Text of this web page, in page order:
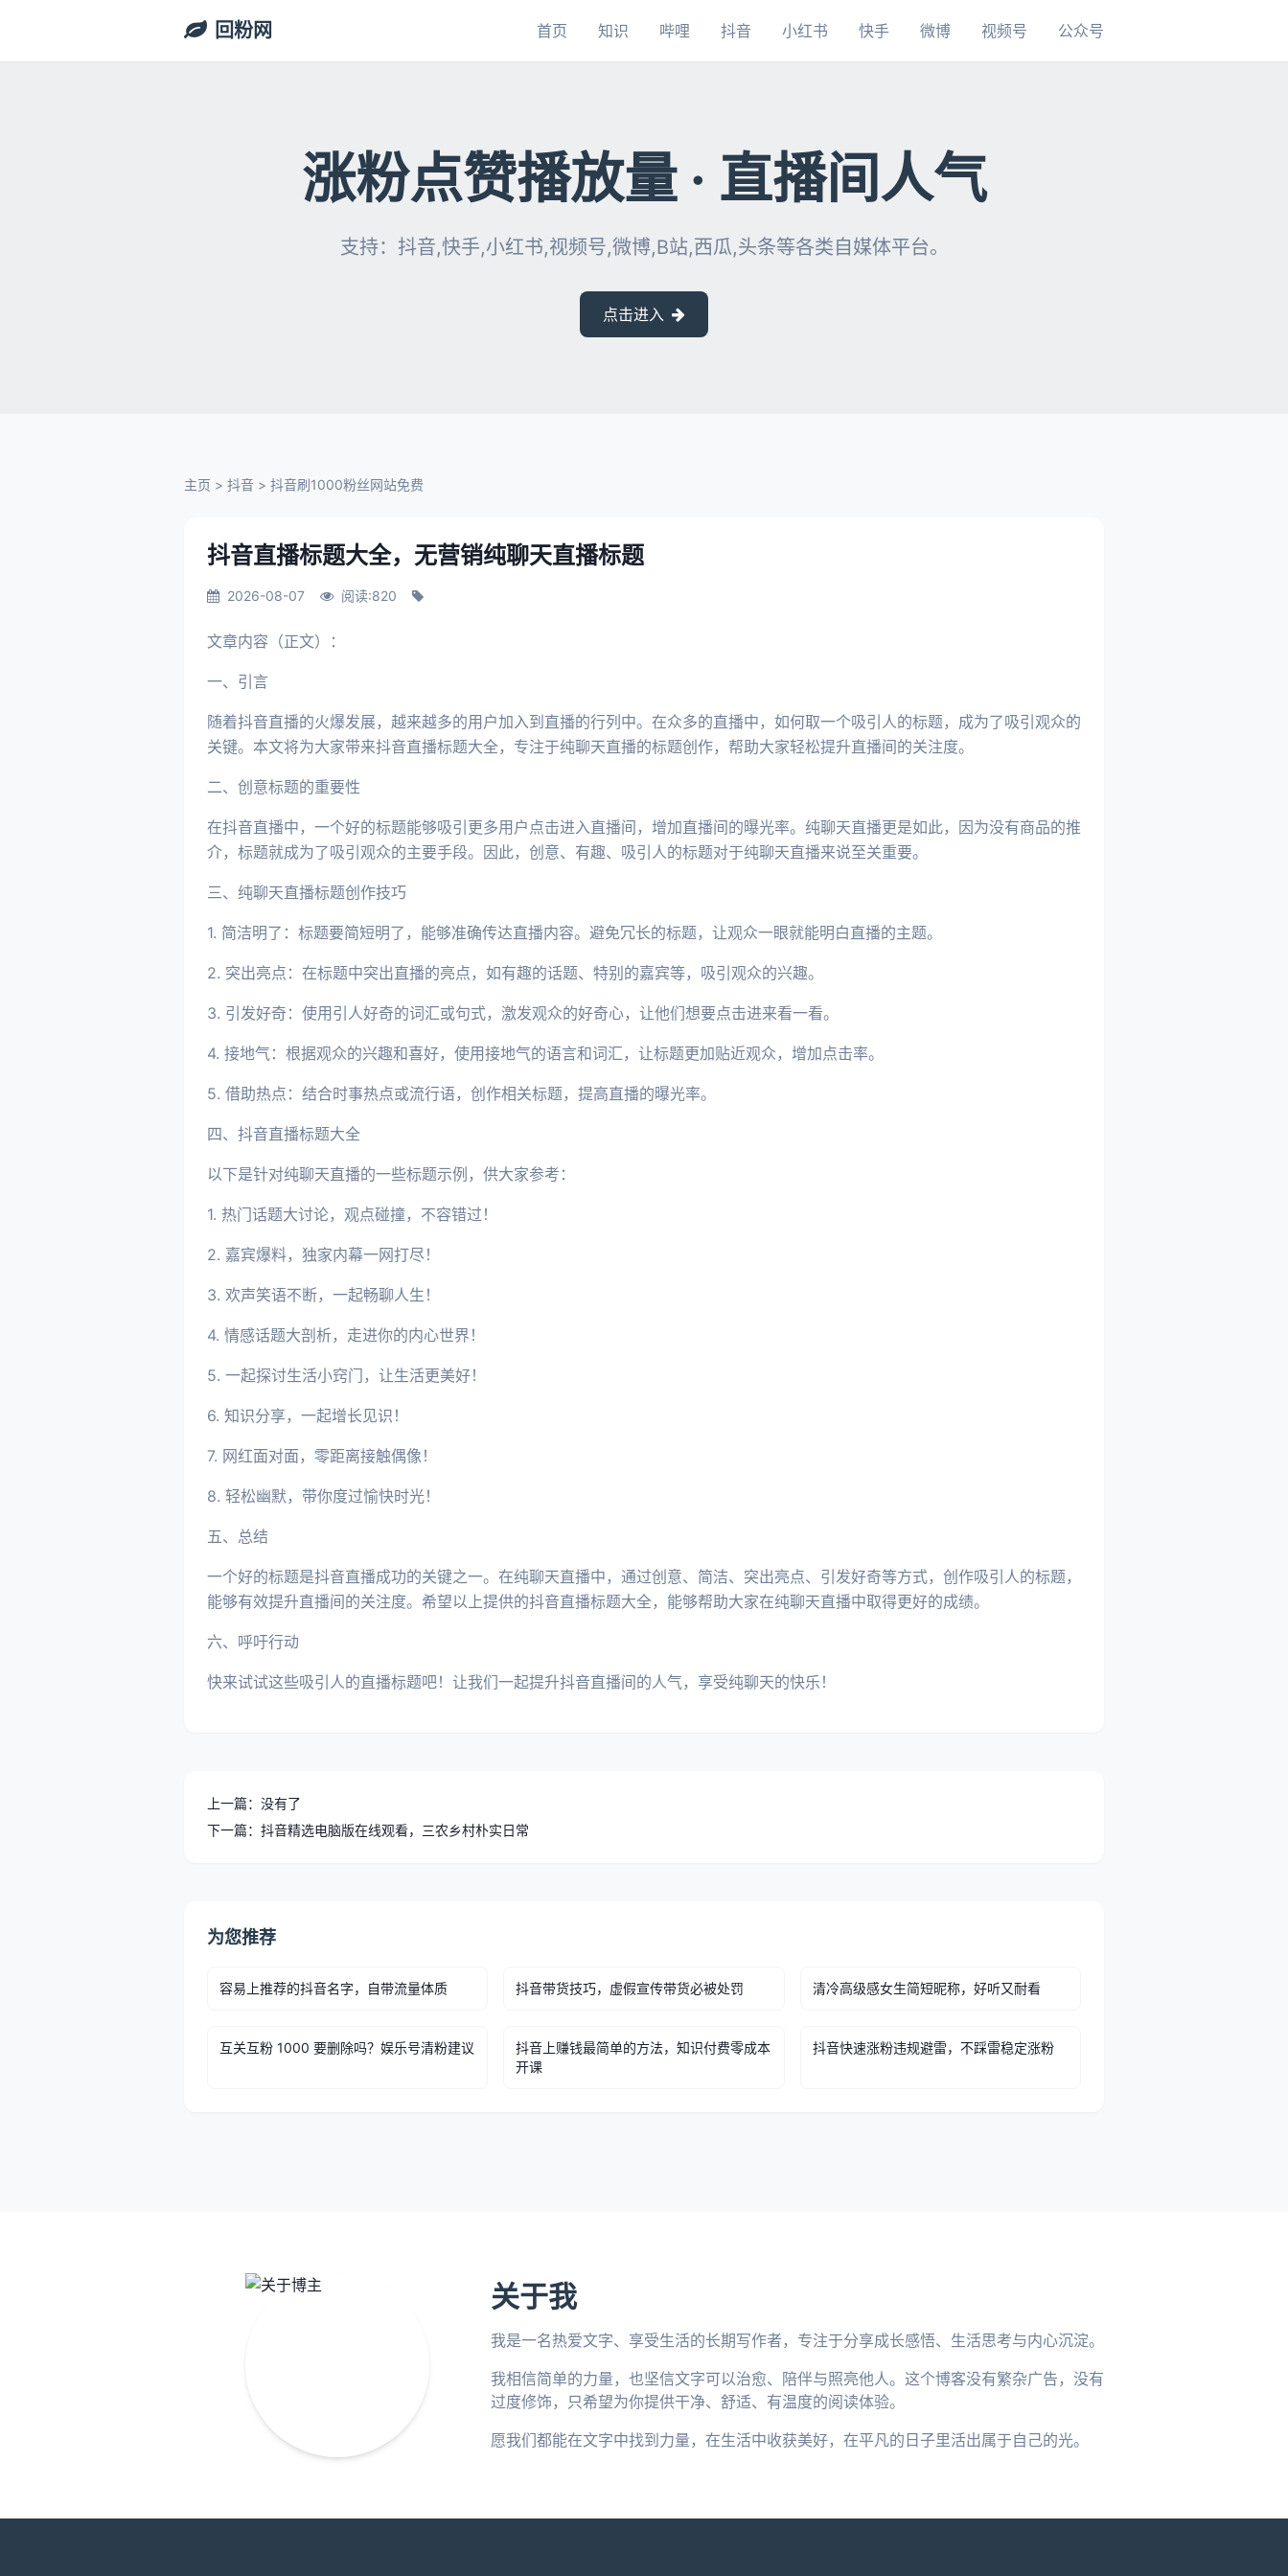
回粉网 首页 知识 哔哩 抖音 小红书 快手 微博 视频号 公众号
涨粉点赞播放量 · 直播间人气
支持：抖音,快手,小红书,视频号,微博,B站,西瓜,头条等各类自媒体平台。
点击进入
主页 > 抖音 > 抖音刷1000粉丝网站免费
抖音直播标题大全，无营销纯聊天直播标题
2026-08-07 阅读:820
文章内容（正文）：
一、引言
随着抖音直播的火爆发展，越来越多的用户加入到直播的行列中。在众多的直播中，如何取一个吸引人的标题，成为了吸引观众的
关键。本文将为大家带来抖音直播标题大全，专注于纯聊天直播的标题创作，帮助大家轻松提升直播间的关注度。
二、创意标题的重要性
在抖音直播中，一个好的标题能够吸引更多用户点击进入直播间，增加直播间的曝光率。纯聊天直播更是如此，因为没有商品的推
介，标题就成为了吸引观众的主要手段。因此，创意、有趣、吸引人的标题对于纯聊天直播来说至关重要。
三、纯聊天直播标题创作技巧
1. 简洁明了：标题要简短明了，能够准确传达直播内容。避免冗长的标题，让观众一眼就能明白直播的主题。
2. 突出亮点：在标题中突出直播的亮点，如有趣的话题、特别的嘉宾等，吸引观众的兴趣。
3. 引发好奇：使用引人好奇的词汇或句式，激发观众的好奇心，让他们想要点击进来看一看。
4. 接地气：根据观众的兴趣和喜好，使用接地气的语言和词汇，让标题更加贴近观众，增加点击率。
5. 借助热点：结合时事热点或流行语，创作相关标题，提高直播的曝光率。
四、抖音直播标题大全
以下是针对纯聊天直播的一些标题示例，供大家参考：
1. 热门话题大讨论，观点碰撞，不容错过！
2. 嘉宾爆料，独家内幕一网打尽！
3. 欢声笑语不断，一起畅聊人生！
4. 情感话题大剖析，走进你的内心世界！
5. 一起探讨生活小窍门，让生活更美好！
6. 知识分享，一起增长见识！
7. 网红面对面，零距离接触偶像！
8. 轻松幽默，带你度过愉快时光！
五、总结
一个好的标题是抖音直播成功的关键之一。在纯聊天直播中，通过创意、简洁、突出亮点、引发好奇等方式，创作吸引人的标题，
能够有效提升直播间的关注度。希望以上提供的抖音直播标题大全，能够帮助大家在纯聊天直播中取得更好的成绩。
六、呼吁行动
快来试试这些吸引人的直播标题吧！让我们一起提升抖音直播间的人气，享受纯聊天的快乐！
上一篇：没有了
下一篇：抖音精选电脑版在线观看，三农乡村朴实日常
为您推荐
容易上推荐的抖音名字，自带流量体质 抖音带货技巧，虚假宣传带货必被处罚 清冷高级感女生简短昵称，好听又耐看
互关互粉 1000 要删除吗？娱乐号清粉建议
抖音上赚钱最简单的方法，知识付费零成本
开课
抖音快速涨粉违规避雷，不踩雷稳定涨粉
关于我
我是一名热爱文字、享受生活的长期写作者，专注于分享成长感悟、生活思考与内心沉淀。
我相信简单的力量，也坚信文字可以治愈、陪伴与照亮他人。这个博客没有繁杂广告，没有
过度修饰，只希望为你提供干净、舒适、有温度的阅读体验。
愿我们都能在文字中找到力量，在生活中收获美好，在平凡的日子里活出属于自己的光。